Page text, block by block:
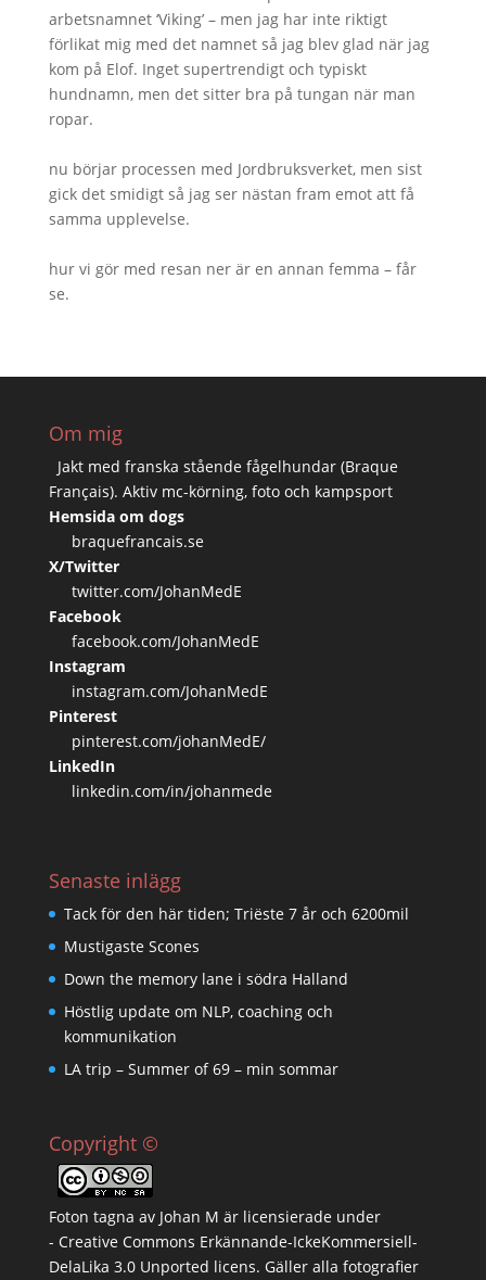
arbetsnamnet ‘Viking’ – men jag har inte riktigt
förlikat mig med det namnet så jag blev glad när jag
kom på Elof. Inget supertrendigt och typiskt
hundnamn, men det sitter bra på tungan när man
ropar.
nu börjar processen med Jordbruksverket, men sist
gick det smidigt så jag ser nästan fram emot att få
samma upplevelse.
hur vi gör med resan ner är en annan femma – får
se.
Om mig
Jakt med franska stående fågelhundar (Braque
Français). Aktiv mc-körning, foto och kampsport
Hemsida om dogs
braquefrancais.se
X/Twitter
twitter.com/JohanMedE
Facebook
facebook.com/JohanMedE
Instagram
instagram.com/JohanMedE
Pinterest
pinterest.com/johanMedE/
LinkedIn
linkedin.com/in/johanmede
Senaste inlägg
Tack för den här tiden; Triëste 7 år och 6200mil
Mustigaste Scones
Down the memory lane i södra Halland
Höstlig update om NLP, coaching och
kommunikation
LA trip – Summer of 69 – min sommar
Copyright ©
Foton tagna av Johan M är licensierade under
- Creative Commons Erkännande-IckeKommersiell-
DelaLika 3.0 Unported licens. Gäller alla fotografier